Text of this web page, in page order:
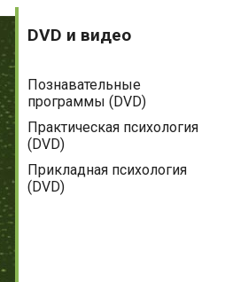
DVD и видео
Познавательные
программы (DVD)
Практическая психология
(DVD)
Прикладная психология
(DVD)